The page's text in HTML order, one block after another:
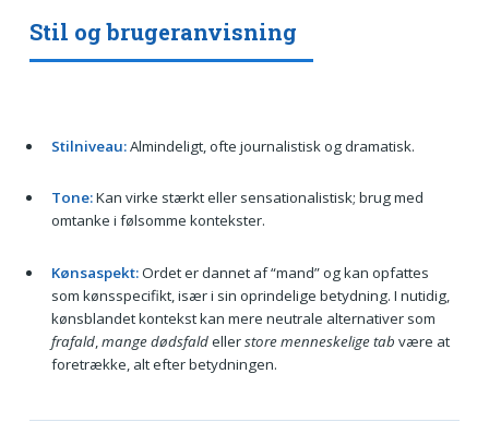
Stil og brugeranvisning
Stilniveau:Almindeligt, ofte journalistisk og dramatisk.
Tone:Kan virke stærkt eller sensationalistisk; brug med
omtanke i følsomme kontekster.
Kønsaspekt:Ordet er dannet af “mand” og kan opfattes
som kønsspecifikt, især i sin oprindelige betydning. I nutidig,
kønsblandet kontekst kan mere neutrale alternativer som
frafald,mange dødsfaldellerstore menneskelige tab være at
foretrække, alt efter betydningen.